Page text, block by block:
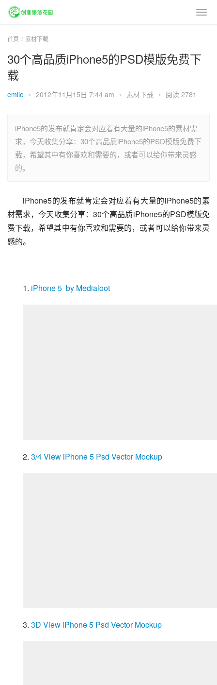
首页 素材下载
30个高品质iPhone5的PSD模版免费下
载
emilo • 2012年11月15日 7:44 am • 素材下载 • 阅读 2781
iPhone5的发布就肯定会对应着有大量的iPhone5的素材需
求，今天收集分享：30个高品质iPhone5的PSD模版免费下
载，希望其中有你喜欢和需要的，或者可以给你带来灵感
的。
iPhone5的发布就肯定会对应着有大量的iPhone5的素
材需求，今天收集分享：30个高品质iPhone5的PSD模版免
费下载，希望其中有你喜欢和需要的，或者可以给你带来灵
感的。
1. iPhone 5  by Medialoot
2. 3/4 View iPhone 5 Psd Vector Mockup
3. 3D View iPhone 5 Psd Vector Mockup